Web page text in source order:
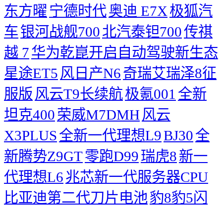
东方曜 宁德时代奥迪 E7X极狐汽
车银河战舰700北汽泰钽700传祺
越 7华为乾崑开启自动驾驶新生态
星途ET5 风日产N6奇瑞艾瑞泽8征
服版 风云T9长续航极氪001 全新
坦克400 荣威M7DMH 风云
X3PLUS全新一代理想L9BJ30全
新腾势Z9GT零跑D99瑞虎8新一
代理想L6兆芯新一代服务器CPU
比亚迪第二代刀片电池豹8豹5闪